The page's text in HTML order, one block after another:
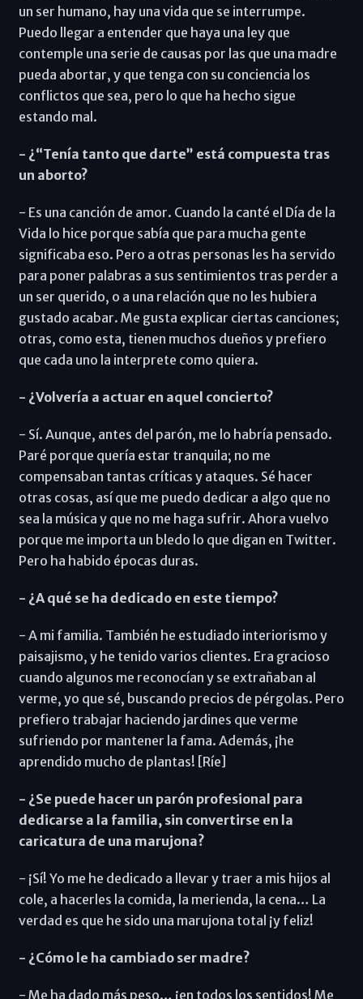
un ser humano, hay una vida que se interrumpe.
Puedo llegar a entender que haya una ley que
contemple una serie de causas por las que una madre
pueda abortar, y que tenga con su conciencia los
conflictos que sea, pero lo que ha hecho sigue
estando mal.
- ¿“Tenía tanto que darte” está compuesta tras
un aborto?
- Es una canción de amor. Cuando la canté el Día de la
Vida lo hice porque sabía que para mucha gente
significaba eso. Pero a otras personas les ha servido
para poner palabras a sus sentimientos tras perder a
un ser querido, o a una relación que no les hubiera
gustado acabar. Me gusta explicar ciertas canciones;
otras, como esta, tienen muchos dueños y prefiero
que cada uno la interprete como quiera.
- ¿Volvería a actuar en aquel concierto?
- Sí. Aunque, antes del parón, me lo habría pensado.
Paré porque quería estar tranquila; no me
compensaban tantas críticas y ataques. Sé hacer
otras cosas, así que me puedo dedicar a algo que no
sea la música y que no me haga sufrir. Ahora vuelvo
porque me importa un bledo lo que digan en Twitter.
Pero ha habido épocas duras.
- ¿A qué se ha dedicado en este tiempo?
- A mi familia. También he estudiado interiorismo y
paisajismo, y he tenido varios clientes. Era gracioso
cuando algunos me reconocían y se extrañaban al
verme, yo que sé, buscando precios de pérgolas. Pero
prefiero trabajar haciendo jardines que verme
sufriendo por mantener la fama. Además, ¡he
aprendido mucho de plantas! [Ríe]
- ¿Se puede hacer un parón profesional para
dedicarse a la familia, sin convertirse en la
caricatura de una marujona?
- ¡Sí! Yo me he dedicado a llevar y traer a mis hijos al
cole, a hacerles la comida, la merienda, la cena… La
verdad es que he sido una marujona total ¡y feliz!
- ¿Cómo le ha cambiado ser madre?
- Me ha dado más peso… ¡en todos los sentidos! Me